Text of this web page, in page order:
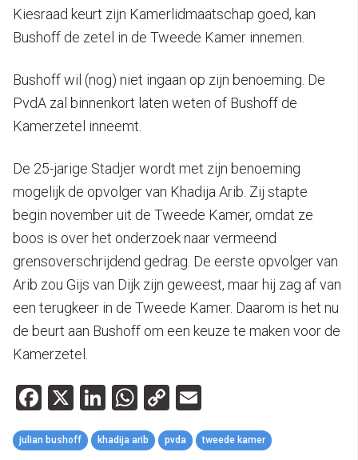
Kiesraad keurt zijn Kamerlidmaatschap goed, kan
Bushoff de zetel in de Tweede Kamer innemen.
Bushoff wil (nog) niet ingaan op zijn benoeming. De
PvdA zal binnenkort laten weten of Bushoff de
Kamerzetel inneemt.
De 25-jarige Stadjer wordt met zijn benoeming
mogelijk de opvolger van Khadija Arib. Zij stapte
begin november uit de Tweede Kamer, omdat ze
boos is over het onderzoek naar vermeend
grensoverschrijdend gedrag. De eerste opvolger van
Arib zou Gijs van Dijk zijn geweest, maar hij zag af van
een terugkeer in de Tweede Kamer. Daarom is het nu
de beurt aan Bushoff om een keuze te maken voor de
Kamerzetel.
Facebook
X LinkedIn
WhatsApp
Copy
Link
julian bushoff khadija arib pvda tweede kamer